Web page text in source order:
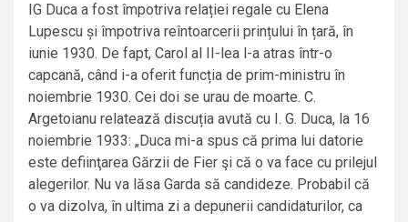
IG Duca a fost împotriva relației regale cu Elena
Lupescu și împotriva reîntoarcerii prințului în țară, în
iunie 1930. De fapt, Carol al II-lea l-a atras într-o
capcană, când i-a oferit funcția de prim-ministru în
noiembrie 1930. Cei doi se urau de moarte. C.
Argetoianu relatează discuția avută cu I. G. Duca, la 16
noiembrie 1933: „Duca mi-a spus că prima lui datorie
este defiinţarea Gărzii de Fier şi că o va face cu prilejul
alegerilor. Nu va lăsa Garda să candideze. Probabil că
o va dizolva, în ultima zi a depunerii candidaturilor, ca